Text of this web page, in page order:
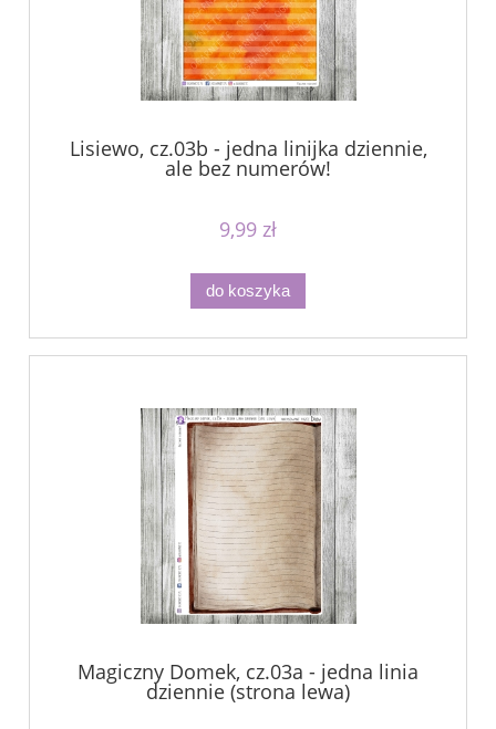
Lisiewo, cz.03b - jedna linijka dziennie,
ale bez numerów!
9,99 zł
do koszyka
Magiczny Domek, cz.03a - jedna linia
dziennie (strona lewa)